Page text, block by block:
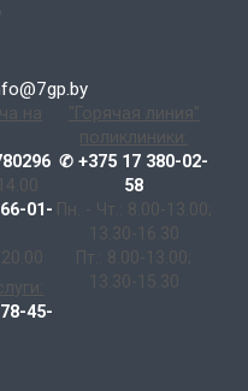
на
01-
45-
"Горячая линия"
поликлиники:
✆ +375 17 380-02-
58
Пн. - Чт.: 8.00-13.00;
13.30-16.30
Пт.: 8.00-13.00;
13.30-15.30